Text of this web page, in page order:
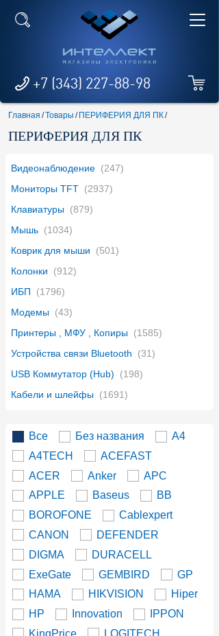
+7 (343) 227-88-98
Главная /Товары / ПЕРИФЕРИЯ ДЛЯ ПК/
ПЕРИФЕРИЯ ДЛЯ ПК
Видеонаблюдение (247)
Мониторы TFT (2937)
Клавиатуры (879)
Мышь (1034)
Коврик для мыши
(501)
Колонки
(912)
ИБП
(1796)
Модемы (43)
Принтеры , МФУ , Копиры (1585)
Устройства связи Bluetooth
(31)
USB Коммутатор (Hub)
(198)
Кабели и шлейфы (1691)
Все Без названия
A4
A4TECH
ACEFAST
ACER
Anker
APC
APPLE
Baseus
BB
BOROFONE
Cablexpert
CANON
DEFENDER
DIGMA
DURACELL
ExeGate
GEMBIRD
GP
HAMA
HIKVISION
Hiper
HP
Innovation
IPPON
KingPrice
LOGITECH